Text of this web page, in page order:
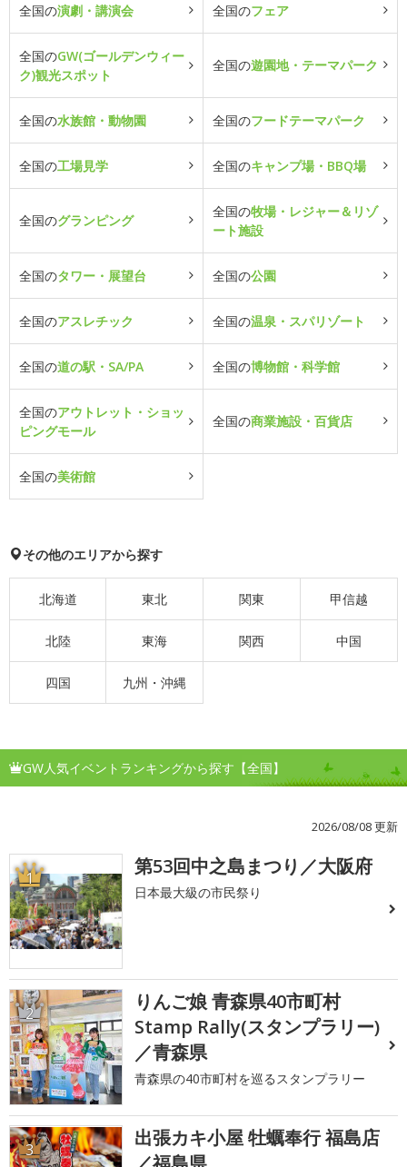
全国の演劇・講演会 全国のフェア
全国のGW(ゴールデンウィー
ク)観光スポット
全国の遊園地・テーマパーク
全国の水族館・動物園 全国のフードテーマパーク
全国の工場見学 全国のキャンプ場・BBQ場
全国のグランピング
全国の牧場・レジャー＆リゾ
ート施設
全国のタワー・展望台 全国の公園
全国のアスレチック 全国の温泉・スパリゾート
全国の道の駅・SA/PA 全国の博物館・科学館
全国のアウトレット・ショッ
ピングモール
全国の商業施設・百貨店
全国の美術館
その他のエリアから探す
北海道 東北 関東 甲信越
北陸 東海 関西 中国
四国 九州・沖縄
GW人気イベントランキングから探す【全国】
2026/08/08 更新
1 第53回中之島まつり／大阪府
日本最大級の市民祭り
2
りんご娘 青森県40市町村
Stamp Rally(スタンプラリー)
／青森県
青森県の40市町村を巡るスタンプラリー
3
出張カキ小屋 牡蠣奉行 福島店